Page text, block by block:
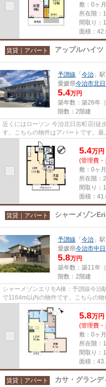
敷：0ヶ
所在階：
間取り：
面積：
賃貸｜アパート アップルハイツ
予讃線 「 今治 」
愛媛県今治市北
5.4万円
築年数：築26年
階数：2階建
近くにはローソン 今治北日吉町店(徒
す。こちらの物件はアパートです。
る物件です。居植住では今治...
5.4万円
(管理費
敷：0ヶ
所在階：
間取り：
面積：
賃貸｜アパート シャーメゾン
予讃線 「 今治 」
愛媛県今治市中
5.8万円
築年数：築11年
階数：2階建
シャーメゾンエリモA棟：予讃線今治
で1164m以内の物件です。こちらの
市内にはさまざまな物件がござ...
5.8万円
(管理費
敷：0ヶ
所在階：
間取り：
面積：
賃貸｜アパート カサ・グラン